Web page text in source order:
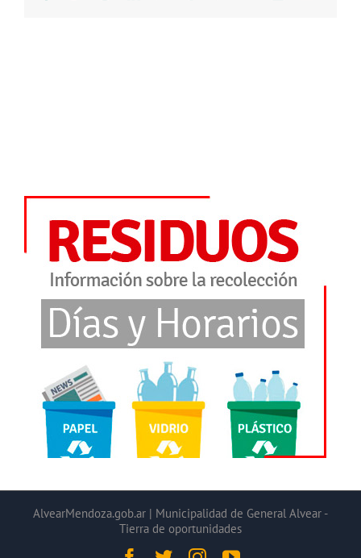
AlvearMendoza.gob.ar | Municipalidad de General Alvear -
Tierra de oportunidades